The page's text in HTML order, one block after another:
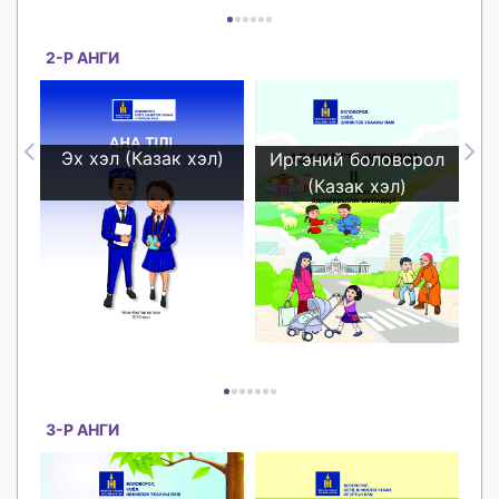
2-Р АНГИ
Эх хэл (Казак хэл)
Иргэний боловсрол
(Казак хэл)
3-Р АНГИ
ЕБС-ИЙН НОМ
Датагүй шууд үзэх боломжтой
унших
ЕБС-ИЙН НОМ
Датагүй шууд үзэх боломжтой
унших